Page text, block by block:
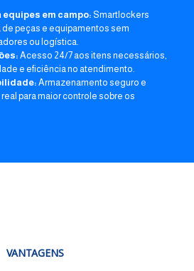
em campo: Smartlockers
peças e equipamentos sem
ou logística.
Acesso 24/7 aos itens necessários,
e eficiência no atendimento.
Armazenamento seguro e
para maior controle sobre os
VANTAGENS